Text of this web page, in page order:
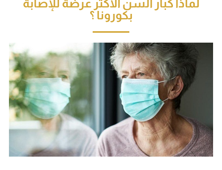
لماذا كبار السن الأكثر عرضة للإصابة
بكورونا ؟